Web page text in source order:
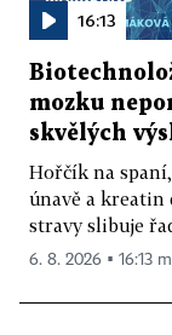
16:13
mozku
skvělých
Hořčík na
únavě a kreatin
stravy slibuje
6. 8. 2026 ▪ 16:13